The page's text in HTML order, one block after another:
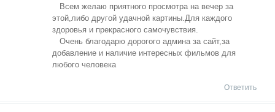
Всем желаю приятного просмотра на вечер за
этой,либо другой удачной картины.Для каждого
здоровья и прекрасного самочувствия.
Очень благодарю дорогого админа за сайт,за
добавление и наличие интересных фильмов для
любого человека
Ответить